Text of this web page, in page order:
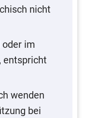
nicht
im
entspricht
wenden
bei